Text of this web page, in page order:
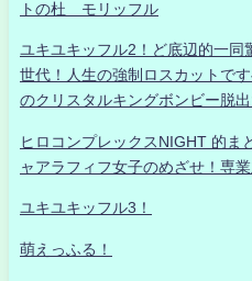
トの杜 モリッフル
ユキユキッフル2！ど底辺的一同
世代！人生の強制ロスカットで
のクリスタルキングボンビー脱
ヒロコンプレックスNIGHT 的ま
ャアラフィフ女子のめざせ！専
ユキユキッフル3！
萌えっふる！